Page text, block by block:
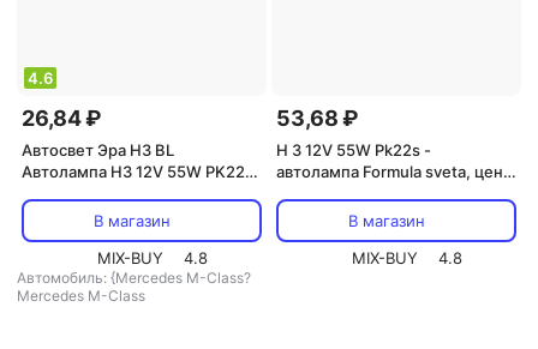
4.6
26,84 ₽
Автосвет Эра Н3 BL
Автолампа Н3 12V 55W PK22s
В магазин
MIX-BUY
4.8
Автомобиль: {Mercedes M-Class?
Mercedes M-Class
53,68 ₽
H 3 12V 55W Pk22s -
автолампа Formula sveta, цена
В магазин
MIX-BUY
4.8